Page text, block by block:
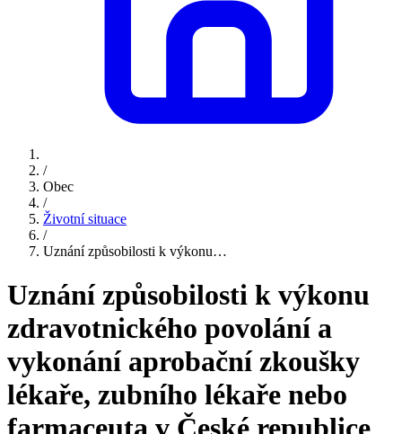
/
Obec
/
Životní situace
/
Uznání způsobilosti k výkonu…
Uznání způsobilosti k výkonu
zdravotnického povolání a
vykonání aprobační zkoušky
lékaře, zubního lékaře nebo